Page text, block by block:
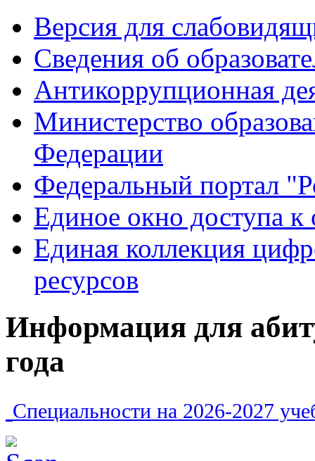
Версия для
Сведения об
Антикоррупционная
Министерство
Федерации
Федеральный портал
Единое окно доступа к
Единая коллекция
ресурсов
Информация для
года
Специальности на 2026-2027